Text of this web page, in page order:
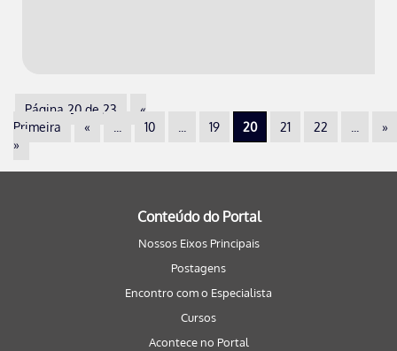
Página 20 de 23
«
Primeira
« 10 19 20 21 22
»
»
Conteúdo do Portal
Nossos Eixos Principais
Postagens
Encontro com o Especialista
Cursos
Acontece no Portal